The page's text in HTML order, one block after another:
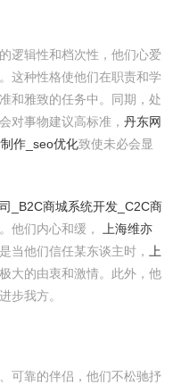
逻辑性和档次性，他们心爱
这种性格使他们在职责和学
和雅致的任务中。同期，处
对事物建议高标准， 丹东网
作_seo优化致使未必会显
_B2C商城系统开发_C2C商
他们内心和缓，
上海维亦
当他们信任某东谈主时，
上
大的由衷和激情。此外，他
步我方。
可靠的伴侣，他们不松驰抒